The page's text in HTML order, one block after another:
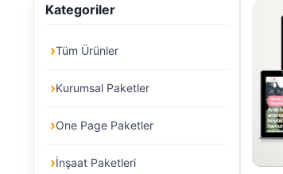
Kategoriler
Tüm Ürünler
Kurumsal Paketler
One Page Paketler
İnşaat Paketleri